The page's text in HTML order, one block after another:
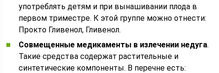
употреблять детям и при вынашивании плода в
первом триместре. К этой группе можно отнести:
Прокто Гливенол, Гливенол.
Совмещенные медикаменты в излечении недуга.
Такие средства содержат растительные и
синтетические компоненты. В перечне есть: